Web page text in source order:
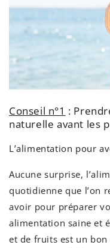
Conseil n°1 :
naturelle avant les
L’alimentation pour
Aucune surprise,
quotidienne que l’on
avoir pour préparer
alimentation saine et
et de fruits est un